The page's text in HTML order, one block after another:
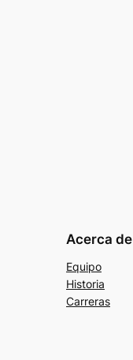
Acerca de
Equipo
Historia
Carreras